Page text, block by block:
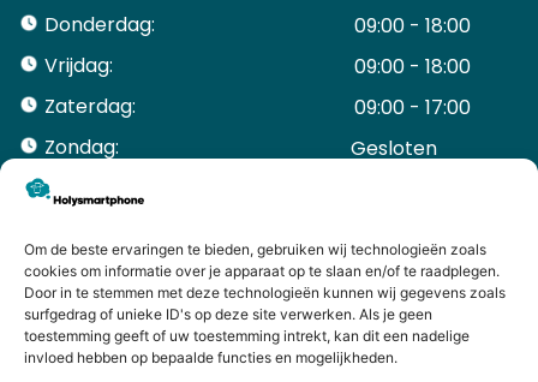
Om de beste ervaringen te bieden, gebruiken wij technologieën zoals
cookies om informatie over je apparaat op te slaan en/of te raadplegen.
Door in te stemmen met deze technologieën kunnen wij gegevens zoals
surfgedrag of unieke ID's op deze site verwerken. Als je geen
toestemming geeft of uw toestemming intrekt, kan dit een nadelige
invloed hebben op bepaalde functies en mogelijkheden.
Donderdag:
09:00 - 18:00
Vrijdag:
09:00 - 18:00
Zaterdag:
09:00 - 17:00
Zondag:
Gesloten ​ ​ ​ ​ ​ ​ ​
ACCOUNT
Mijn Account
Bestellingen
Mijn winkelwagen
HANDIGE LINKS
Levering en retourneren
Garantie